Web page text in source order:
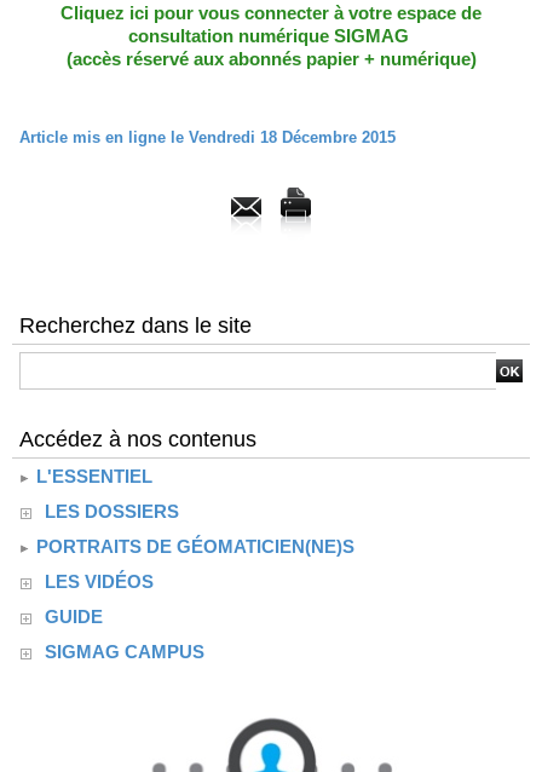
Cliquez ici pour vous connecter à votre espace de
consultation numérique SIGMAG
(accès réservé aux abonnés papier + numérique)
Article mis en ligne le Vendredi 18 Décembre 2015
Recherchez dans le site
Accédez à nos contenus
L'ESSENTIEL
LES DOSSIERS
PORTRAITS DE GÉOMATICIEN(NE)S
LES VIDÉOS
GUIDE
SIGMAG CAMPUS